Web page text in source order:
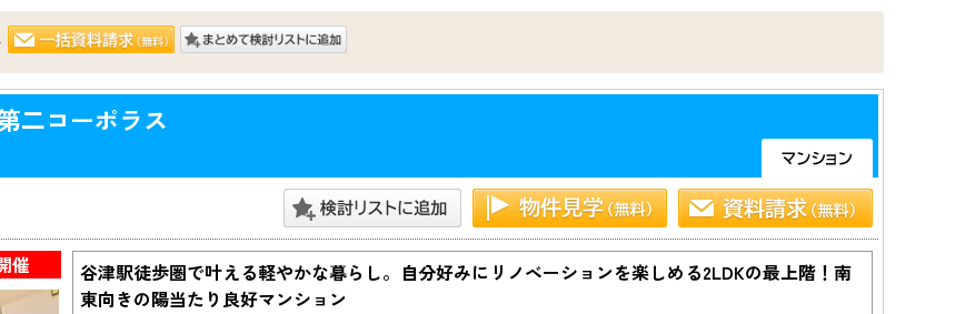
二コーポラス
催
谷津駅徒歩圏で叶える軽やかな暮らし。自分好みにリノベーションを楽しめる2LDKの最上階！南
東向きの陽当たり良好マンション